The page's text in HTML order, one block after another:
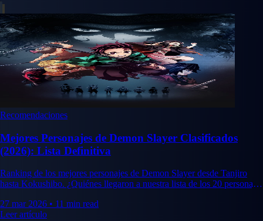
Recomendaciones
Mejores Personajes de Demon Slayer Clasificados
(2026): Lista Definitiva
Ranking de los mejores personajes de Demon Slayer desde Tanjiro
hasta Kokushibo. ¿Quiénes llegaron a nuestra lista de los 20 personajes
27 mar 2026 • 11 min read
Leer artículo